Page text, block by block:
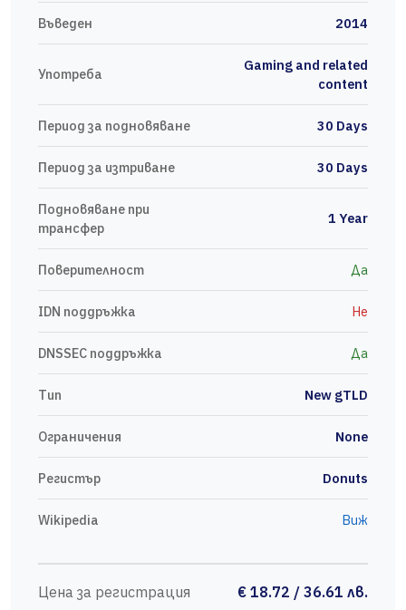
Въведен 2014
Употреба
Gaming and related
content
Период за подновяване 30 Days
Период за изтриване 30 Days
Подновяване при
трансфер
1 Year
Поверителност Да
IDN поддръжка Не
DNSSEC поддръжка Да
Тип New gTLD
Ограничения None
Регистър Donuts
Wikipedia Виж
Цена за регистрация
€ 18.72 / 36.61 лв.